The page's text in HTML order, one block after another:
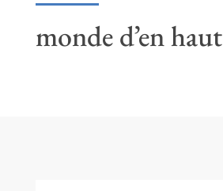
monde d’en haut